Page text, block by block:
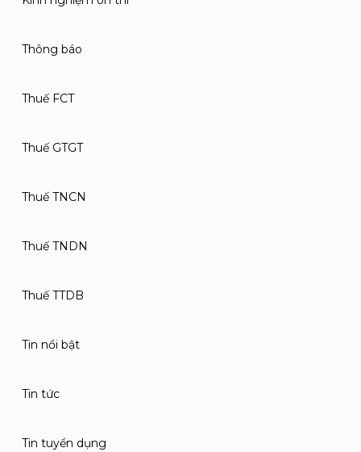
Thông báo
Thuế FCT
Thuế GTGT
Thuế TNCN
Thuế TNDN
Thuế TTDB
Tin nổi bật
Tin tức
Tin tuyển dụng